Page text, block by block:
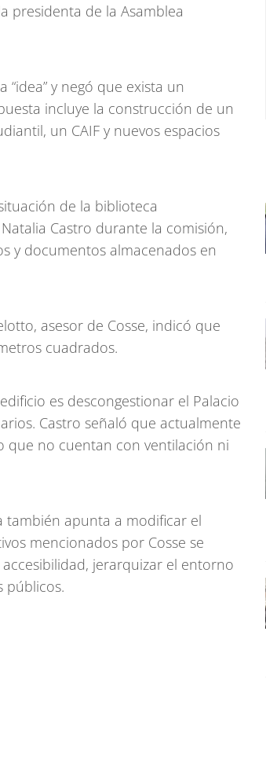
presidenta de la Asamblea
y negó que exista un
incluye la construcción de un
un CAIF y nuevos espacios
de la biblioteca
Castro durante la comisión,
y documentos almacenados en
asesor de Cosse, indicó que
cuadrados.
es descongestionar el Palacio
Castro señaló que actualmente
que no cuentan con ventilación ni
también apunta a modificar el
mencionados por Cosse se
jerarquizar el entorno
públicos.